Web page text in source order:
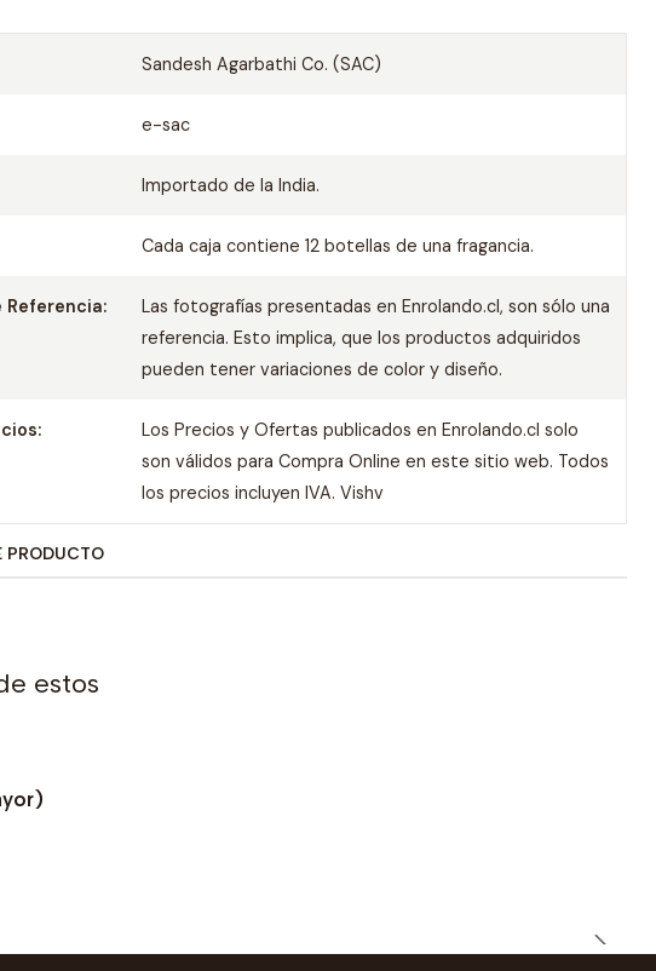
Sandesh Agarbathi Co. (SAC)
e-sac
Importado de la India.
Cada caja contiene 12 botellas de una fragancia.
Referencia:
Las fotografías presentadas en Enrolando.cl, son sólo una
referencia. Esto implica, que los productos adquiridos
pueden tener variaciones de color y diseño.
Los Precios y Ofertas publicados en Enrolando.cl solo
son válidos para Compra Online en este sitio web. Todos
los precios incluyen IVA. Vishv
PRODUCTO
estos